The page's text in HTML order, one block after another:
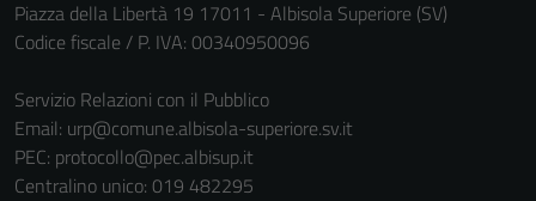
Piazza della Libertà 19 17011 - Albisola Superiore (SV)
Codice fiscale / P. IVA: 00340950096
Servizio Relazioni con il Pubblico
Email: urp@comune.albisola-superiore.sv.it
PEC: protocollo@pec.albisup.it
Centralino unico: 019 482295